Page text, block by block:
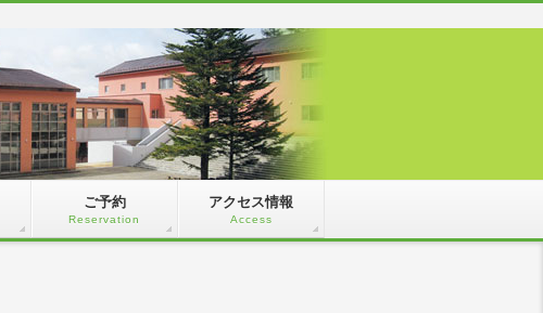
ご予約
Reservation
アクセス情報
Access